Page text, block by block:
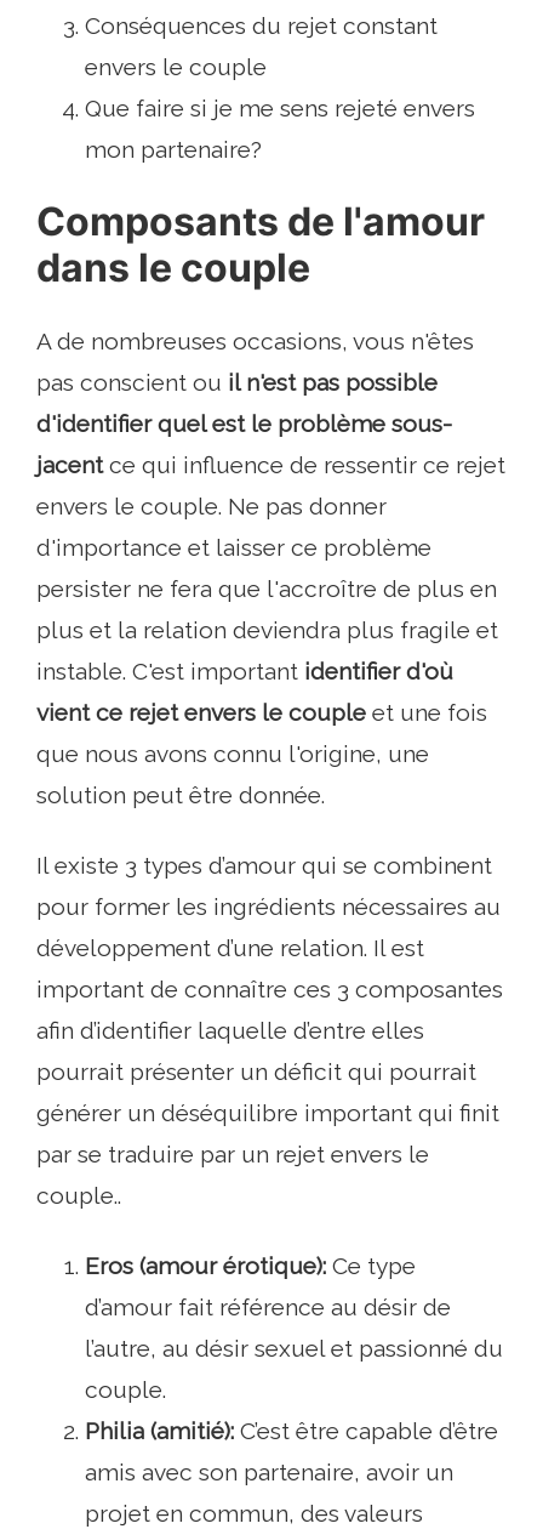
Conséquences du rejet constant
envers le couple
Que faire si je me sens rejeté envers
mon partenaire?
Composants de l'amour
dans le couple
A de nombreuses occasions, vous n'êtes
pas conscient ou il n'est pas possible
d'identifier quel est le problème sous-
jacentce qui influence de ressentir ce rejet
envers le couple. Ne pas donner
d'importance et laisser ce problème
persister ne fera que l'accroître de plus en
plus et la relation deviendra plus fragile et
instable. C'est important identifier d'où
vient ce rejet envers le couple et une fois
que nous avons connu l'origine, une
solution peut être donnée.
Il existe 3 types d’amour qui se combinent
pour former les ingrédients nécessaires au
développement d’une relation. Il est
important de connaître ces 3 composantes
afin d’identifier laquelle d’entre elles
pourrait présenter un déficit qui pourrait
générer un déséquilibre important qui finit
par se traduire par un rejet envers le
couple..
Eros (amour érotique): Ce type
d’amour fait référence au désir de
l’autre, au désir sexuel et passionné du
couple.
Philia (amitié): C’est être capable d’être
amis avec son partenaire, avoir un
projet en commun, des valeurs